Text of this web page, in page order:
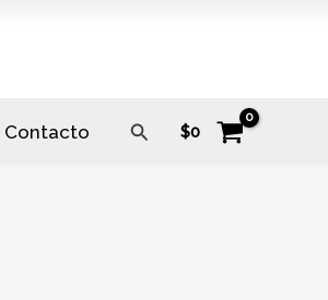
Contacto Buscar
$0